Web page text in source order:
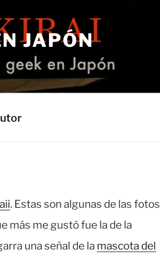
JAPÓN
. Estas son algunas de las fotos
más me gustó fue la de la
una señal de la mascota del